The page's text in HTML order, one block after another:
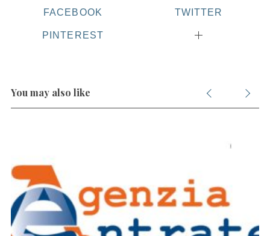
FACEBOOK TWITTER
PINTEREST
You may also like
r
h
: